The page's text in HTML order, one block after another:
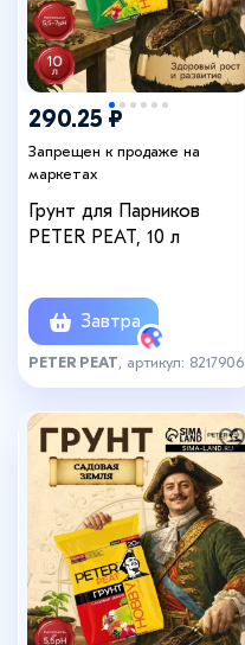
290.25 ₽
Запрещен к продаже на
маркетах
Грунт для Парников
PETER PEAT, 10 л
Завтра
PETER PEAT , артикул: 8217906